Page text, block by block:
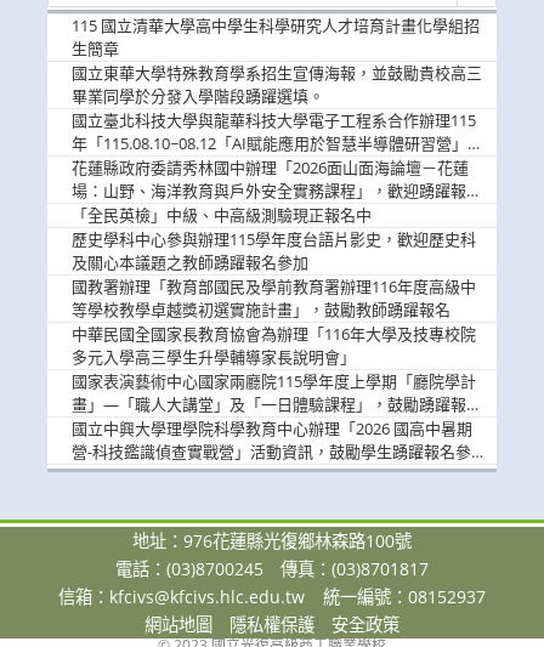
115 國立清華大學高中學生科學研究人才培育計畫化學組招
生簡章
國立東華大學特殊教育學系招生宣傳海報，並鼓勵貴校高三
畢業同學於分發入學階段踴躍選填。
國立臺北科技大學與龍華科技大學電子工程系合作辦理115
年「115.08.10~08.12「AI賦能應用於智慧半導體研習營」，
歡迎學生踴躍報名參加
花蓮縣政府委請秀林國中辦理「2026面山面海論壇－花蓮
場：山野、海洋教育與戶外安全實務課程」，歡迎踴躍報名
參加
「全民英檢」中級、中高級測驗現正報名中
歷史學科中心參與辦理115學年度台語片影史，歡迎歷史科
及關心本議題之教師踴躍報名參加
國教署辦理「教育部國民及學前教育署辦理116年度高級中
等學校教學卓越獎初選實施計畫」，鼓勵教師踴躍報名
中華民國全國家長教育協會為辦理「116年大學及技專校院
多元入學高三學生升學輔導家長說明會」
國家表演藝術中心國家兩廳院115學年度上學期「廳院學計
畫」—「職人大講堂」及「一日體驗課程」，鼓勵踴躍報名
參與。
國立中興大學理學院科學教育中心辦理「2026 國高中暑期
營-科技鑑識偵查實戰營」活動資訊，鼓勵學生踴躍報名參
加。
地址：976花蓮縣光復鄉林森路100號
電話：(03)8700245
傳真：(03)8701817
信箱： kfcivs@kfcivs.hlc.edu.tw
統一編號：08152937
網站地圖
隱私權保護 安全政策